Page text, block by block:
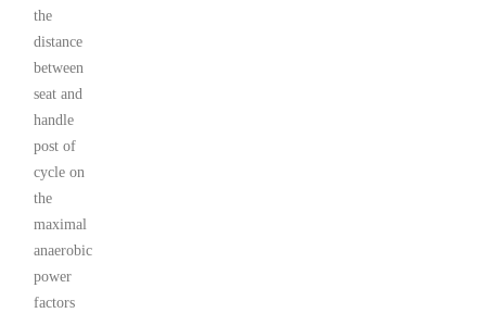
the
distance
between
seat and
handle
post of
cycle on
the
maximal
anaerobic
power
factors